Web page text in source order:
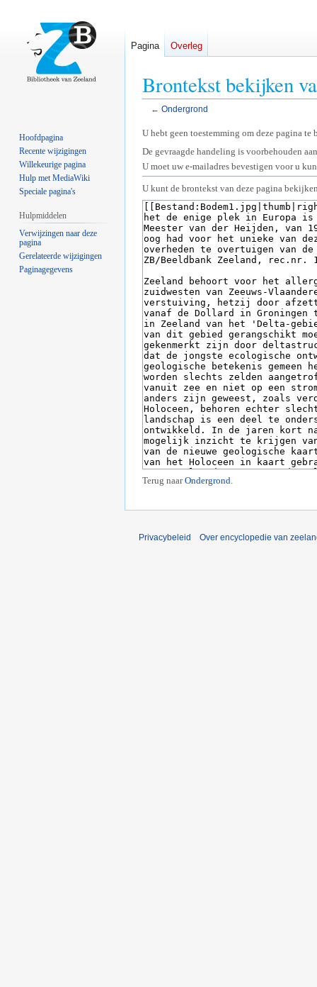
Brontekst bekijken
← Ondergrond
Naar
navigatie
springen
Naar
zoeken
springen
U hebt geen toestemming om deze pagina te
De gevraagde handeling is voorbehouden
U moet uw e-mailadres bevestigen voor u
U kunt de brontekst van deze pagina
Terug naarOndergrond.
Pagina Overleg
Hoofdpagina
Recente wijzigingen
Willekeurige pagina
Hulp met MediaWiki
Speciale pagina's
Hulpmiddelen
Verwijzingen naar deze
pagina
Gerelateerde wijzigingen
Paginagegevens
Privacybeleid Over encyclopedie van